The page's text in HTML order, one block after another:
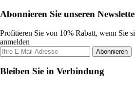
Abonnieren Sie unseren
Profitieren Sie von 10% Rabatt, wenn Sie
anmelden
Abonnieren
Bleiben Sie in Verbindung